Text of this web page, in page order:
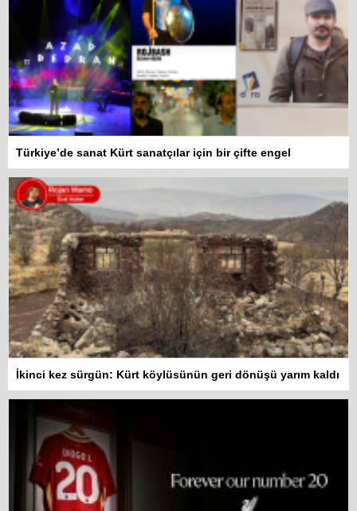
Türkiye’de sanat Kürt sanatçılar için bir çifte engel
İkinci kez sürgün: Kürt köylüsünün geri dönüşü yarım kaldı